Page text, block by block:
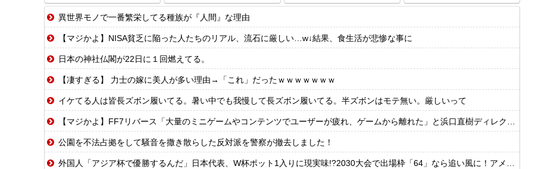
異世界モノで一番繁栄してる種族が『人間』な理由
【マジかよ】NISA貧乏に陥った人たちのリアル、流石に厳しい…w↓結果、食生活が悲惨な事に
日本の神社仏閣が22日に１回燃えてる。
【凄すぎる】 力士の嫁に美人が多い理由→「これ」だったｗｗｗｗｗｗｗ
イケてる人は皆長ズボン履いてる。暑い中でも我慢して長ズボン履いてる。半ズボンはモテ無い。厳しいって
【マジかよ】FF7リバース「大量のミニゲームやコンテンツでユーザーが疲れ、ゲームから離れた」と浜口直樹ディレクターが公式インタビューで告白
公園を不法占拠をして騒音を撒き散らした反対派を警察が撤去しました！
外国人「アジア杯で優勝するんだ」日本代表、W杯ポット1入りに現実味!?2030大会で出場枠「64」なら追い風に！アメリカ人もポット1争いに熱視線！【海外の反応】